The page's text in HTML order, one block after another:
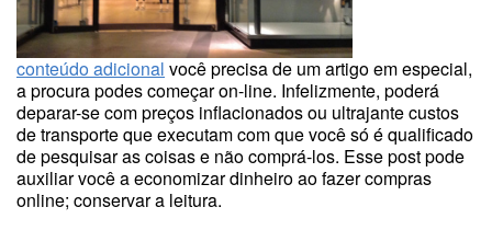
conteúdo adicional você precisa de um artigo em especial,
a procura podes começar on-line. Infelizmente, poderá
deparar-se com preços inflacionados ou ultrajante custos
de transporte que executam com que você só é qualificado
de pesquisar as coisas e não comprá-los. Esse post pode
auxiliar você a economizar dinheiro ao fazer compras
online; conservar a leitura.